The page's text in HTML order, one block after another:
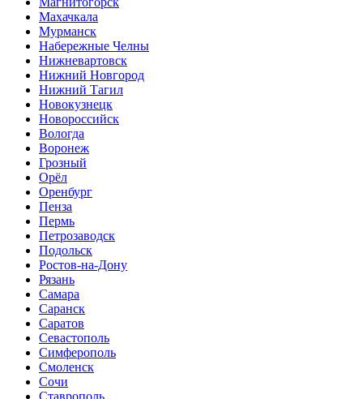
Махачкала
Мурманск
Набережные Челны
Нижневартовск
Нижний Новгород
Нижний Тагил
Новокузнецк
Новороссийск
Вологда
Воронеж
Грозный
Орёл
Оренбург
Пенза
Пермь
Петрозаводск
Подольск
Ростов-на-Дону
Рязань
Самара
Саранск
Саратов
Севастополь
Симферополь
Смоленск
Сочи